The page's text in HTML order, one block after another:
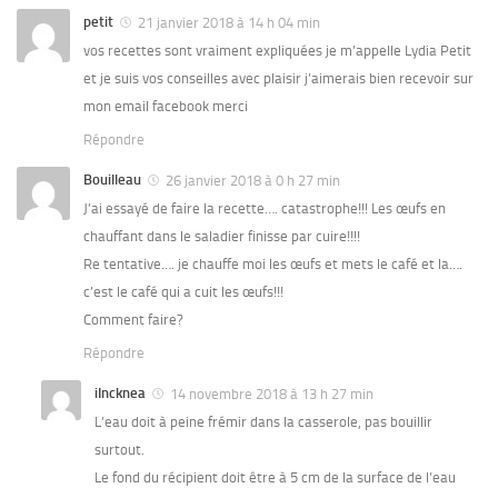
petit
21 janvier 2018 à 14 h 04 min
vos recettes sont vraiment expliquées je m’appelle Lydia Petit
et je suis vos conseilles avec plaisir j’aimerais bien recevoir sur
mon email facebook merci
Répondre
Bouilleau
26 janvier 2018 à 0 h 27 min
J’ai essayé de faire la recette…. catastrophe!!! Les œufs en
chauffant dans le saladier finisse par cuire!!!!
Re tentative…. je chauffe moi les œufs et mets le café et la….
c’est le café qui a cuit les œufs!!!
Comment faire?
Répondre
iIncknea
14 novembre 2018 à 13 h 27 min
L’eau doit à peine frémir dans la casserole, pas bouillir
surtout.
Le fond du récipient doit être à 5 cm de la surface de l’eau